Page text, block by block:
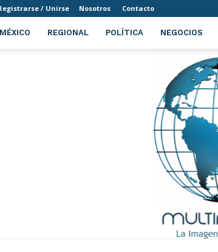
/ Unirse Nosotros Contacto
MÉXICO REGIONAL POLÍTICA NEGOCIOS